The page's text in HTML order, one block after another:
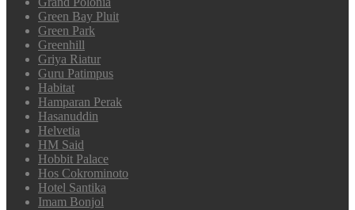
Green Bay Pluit
Green Park
Greenhill
Griya Riatur
Guru Patimpus
Habitat
Hamparan Perak
Hasanuddin
Helvetia
HM Said
Hobbit Palace
Hos Cokrominoto
Hotel Santika
Imam Bonjol